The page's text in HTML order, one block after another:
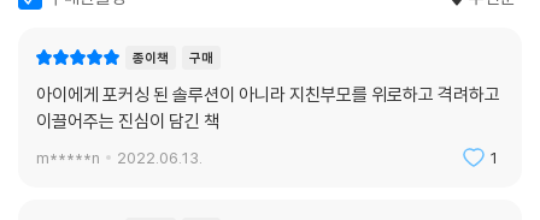
고 에너지가 별로 없는 사람이었다. 은지한테 새 증상이 생기면 “선생님 큰
일났어요. 은지가 손톱을 뜯어요. 어떡해요?”라며 아이의 불안을 엄마 쪽
에서 몇 배로 불렸다. 아이 마음속에서 일어나는 불안을 이해하고 받아들
이는 데에는 엄마의 역할이 중요하다. 엄마라는 배가 파도에 흔들리면, 그
종이책 구매
아이에게 포커싱 된 솔루션이 아니라 지친부모를 위로하고 격려하고
이끌어주는 진심이 담긴 책
m*****n 2022.06.13. 1